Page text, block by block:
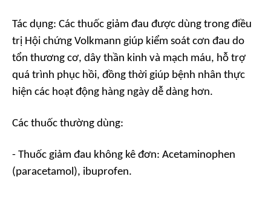
Tác dụng: Các thuốc giảm đau được dùng trong điều
trị Hội chứng Volkmann giúp kiểm soát cơn đau do
tổn thương cơ, dây thần kinh và mạch máu, hỗ trợ
quá trình phục hồi, đồng thời giúp bệnh nhân thực
hiện các hoạt động hàng ngày dễ dàng hơn.
Các thuốc thường dùng:
- Thuốc giảm đau không kê đơn: Acetaminophen
(paracetamol), ibuprofen.